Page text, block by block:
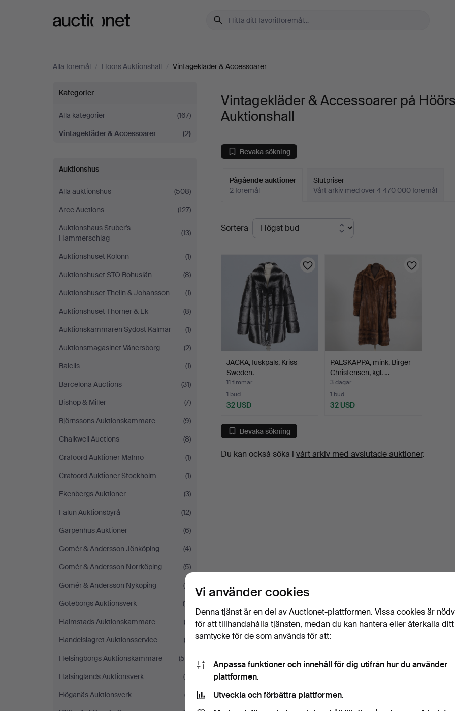
Alla föremål / Höörs Auktionshall / Vintagekläder & Accessoarer
Vintagekläder
&
Accessoarer
på
Höörs
Auktionshall
Kategorier
Alla kategorier
(167)
Vintagekläder & Accessoarer
(2)
Auktionshus
Alla auktionshus
(508)
Arce Auctions
(127)
Auktionshaus Stuber's
Hammerschlag
(13)
Auktionshuset Kolonn
(1)
Auktionshuset STO Bohuslän
(8)
Auktionshuset Thelin & Johansson
(1)
Auktionshuset Thörner & Ek
(8)
Auktionskammaren Sydost Kalmar
(1)
Auktionsmagasinet Vänersborg
(2)
Balclis
(1)
Barcelona Auctions
(31)
Bishop & Miller
(7)
Björnssons Auktionskammare
(9)
Chalkwell Auctions
(8)
Crafoord Auktioner Malmö
(1)
Crafoord Auktioner Stockholm
(1)
Ekenbergs Auktioner
(3)
Falun Auktionsbyrå
(12)
Garpenhus Auktioner
(6)
Gomér & Andersson Jönköping
(4)
Gomér & Andersson Norrköping
(5)
Gomér & Andersson Nyköping
(4)
Göteborgs Auktionsverk
(11)
Halmstads Auktionskammare
(2)
Handelslagret Auktionsservice
(2)
Helsingborgs Auktionskammare
(54)
Hälsinglands Auktionsverk
(6)
Höganäs Auktionsverk
(7)
Vintagekläder & Accessoarer på Höörs
Auktionshall
Bevaka sökning
Pågående auktioner
2 föremål
Slutpriser
Vårt arkiv med över 4 470 000 föremål
Pågående
auktioner
Sortera
JACKA, fuskpäls, Kriss
Sweden.
11 timmar
1 bud
32 USD
PÄLSKAPPA, mink, Birger
Christensen, kgl. …
3 dagar
1 bud
32 USD
Bevaka sökning
Du kan också söka ivårt arkiv med avslutade auktioner.
Vi använder cookies
Denna tjänst är en del av Auctionet-plattformen. Vissa cookies är
för att tillhandahålla tjänsten, medan du kan hantera eller återkalla ditt
samtycke för de som används för att:
Anpassa funktioner och innehåll för dig utifrån hur du använder
plattformen.
Utveckla och förbättra plattformen.